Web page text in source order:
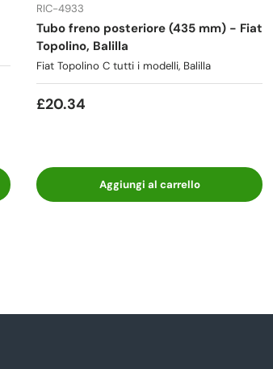
RIC-4933
Tubo freno posteriore (435 mm) - Fiat
Topolino, Balilla
Fiat Topolino C tutti i modelli, Balilla
£20.34
Aggiungi al carrello